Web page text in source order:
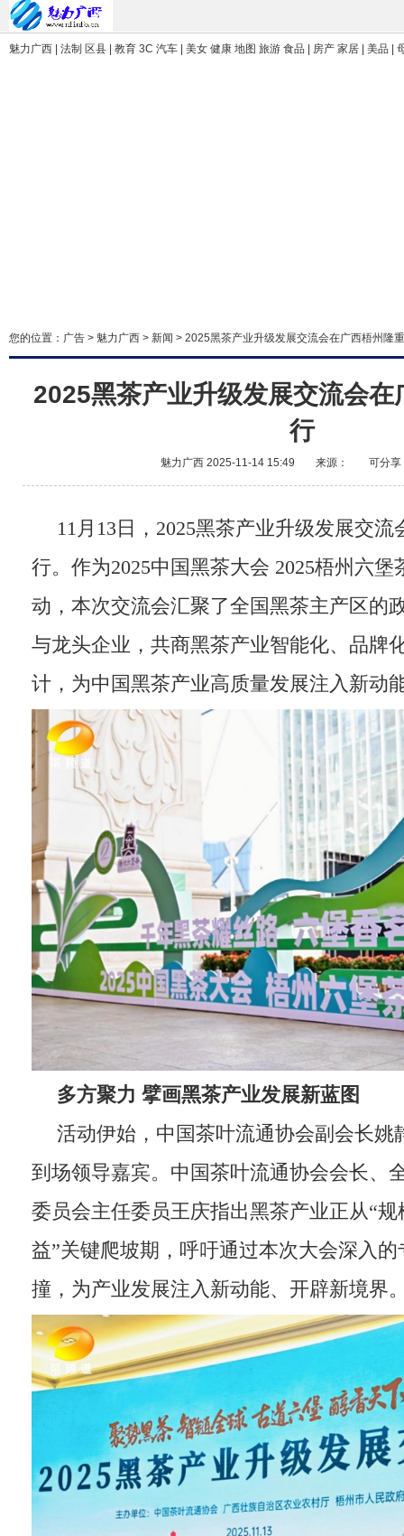
魅力广西 | 法制 区县 | 教育 3C 汽车 | 美女 健康 地图 旅游 食品 | 房产 家居 | 美品 |
您的位置： 广告 > 魅力广西 > 新闻 > 2025黑茶产业升级发展交流会在广西梧州隆
2025黑茶产业升级发展交流会在
行
魅力广西 2025-11-14 15:49 来源： 可分享
11月13日，2025黑茶产业升级发展交
行。作为2025中国黑茶大会 2025梧州六
动，本次交流会汇聚了全国黑茶主产区的
与龙头企业，共商黑茶产业智能化、品牌
计，为中国黑茶产业高质量发展注入新动
多方聚力 擘画黑茶产业发展新蓝图
活动伊始，中国茶叶流通协会副会长姚
到场领导嘉宾。中国茶叶流通协会会长、
委员会主任委员王庆指出黑茶产业正从“规
益”关键爬坡期，呼吁通过本次大会深入
撞，为产业发展注入新动能、开辟新境界